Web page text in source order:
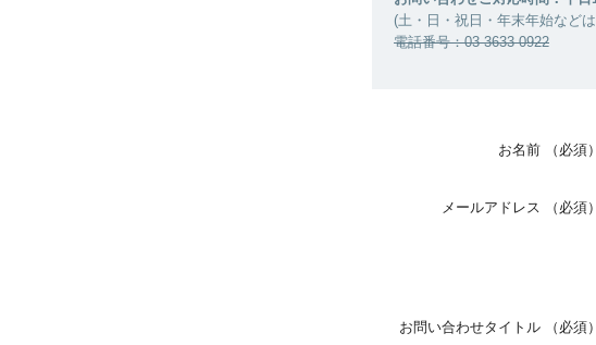
(土・日・祝日・年末年始など
電話番号：03-3633-0922
お名前 （必須）
メールアドレス （必須）
お問い合わせタイトル （必須）